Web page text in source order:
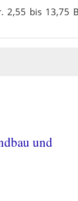
2,55 bis 13,75
und